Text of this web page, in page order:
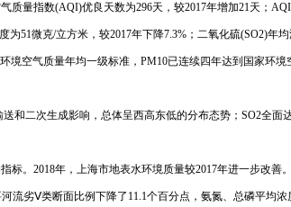
量指数(AQI)优良天数为296天，较2017年增加21天；
51微克/立方米，较2017年下降7.3%；二氧化硫(SO2)
境空气质量年均一级标准，PM10已连续四年达到国家环
和二次生成影响，总体呈西高东低的分布态势；SO2全
。2018年，上海市地表水环境质量较2017年进一步改
流劣Ⅴ类断面比例下降了11.1个百分点，氨氮、总磷平均